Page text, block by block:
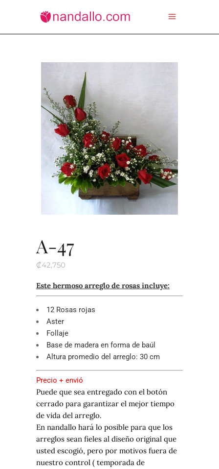
A-47
₡42,750
Este hermoso arreglo de rosas incluye:
12 Rosas rojas
Aster
Follaje
Base de madera en forma de baúl
Altura promedio del arreglo: 30 cm
Precio + envió
Puede que sea entregado con el botón
cerrado para garantizar el mejor tiempo
de vida del arreglo.
En nandallo hará lo posible para que los
arreglos sean fieles al diseño original que
usted escogió, pero por motivos fuera de
nuestro control ( temporada de